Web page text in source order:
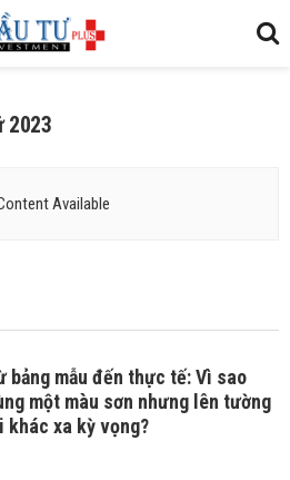
2023
Available
bảng mẫu đến thực tế: Vì sao
một màu sơn nhưng lên tường
khác xa kỳ vọng?